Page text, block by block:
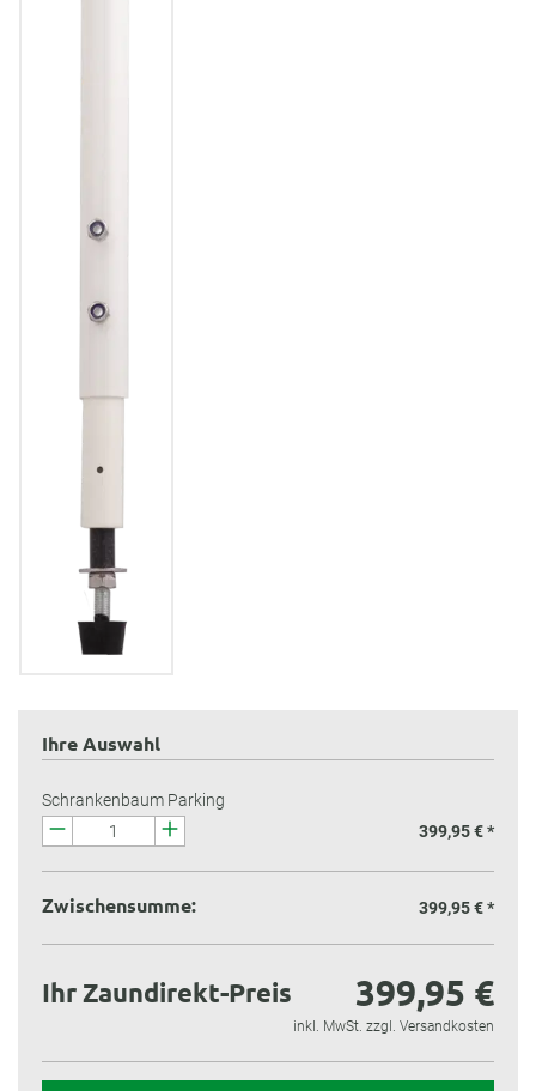
Ihre Auswahl
Schrankenbaum Parking
399,95 € *
Zwischensumme: 399,95 €*
Ihr Zaundirekt-Preis 399,95 €
inkl. MwSt. zzgl. Versandkosten